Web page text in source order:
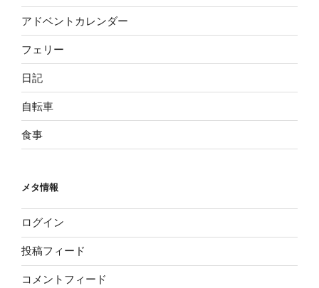
アドベントカレンダー
フェリー
日記
自転車
食事
メタ情報
ログイン
投稿フィード
コメントフィード